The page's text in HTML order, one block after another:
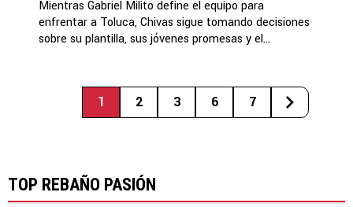
Mientras Gabriel Milito define el equipo para
enfrentar a Toluca, Chivas sigue tomando decisiones
sobre su plantilla, sus jóvenes promesas y el...
1 2 3 6 7
TOP REBAÑO PASIÓN